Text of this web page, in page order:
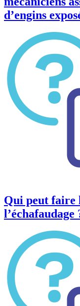
d’engins
Qui peut faire
l’échafaudage